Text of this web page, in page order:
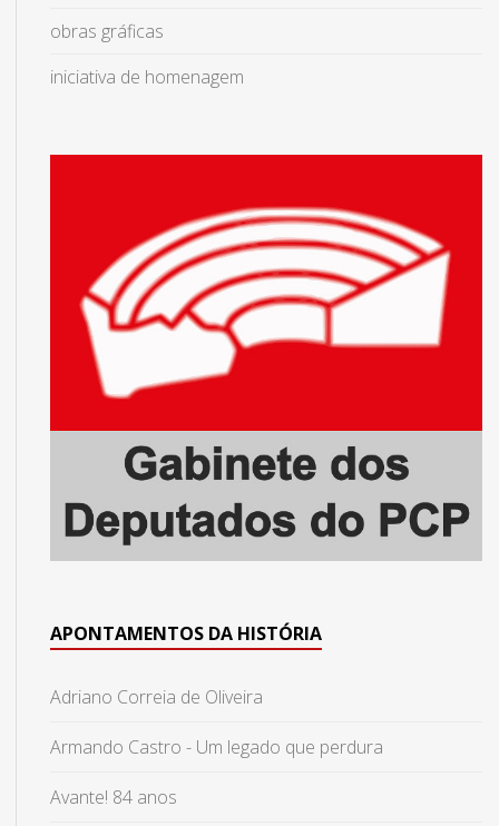
obras gráficas
iniciativa de homenagem
APONTAMENTOS DA HISTÓRIA
Adriano Correia de Oliveira
Armando Castro - Um legado que perdura
Avante! 84 anos